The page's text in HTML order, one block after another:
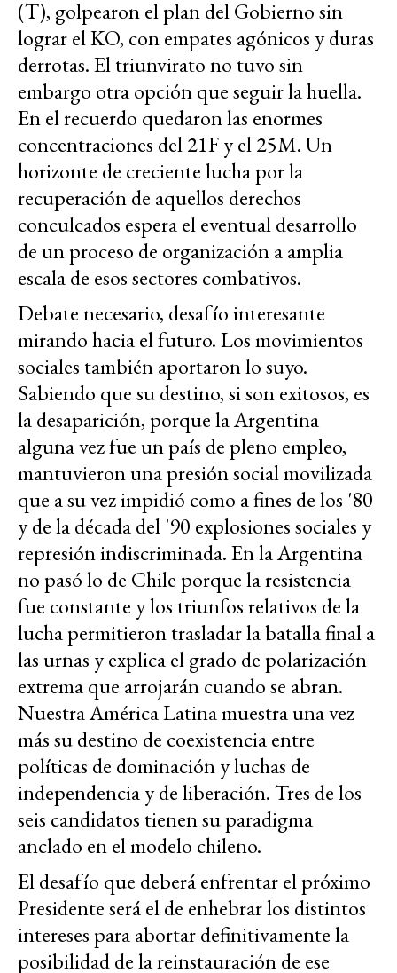
(T), golpearon el plan del Gobierno sin
lograr el KO, con empates agónicos y duras
derrotas. El triunvirato no tuvo sin
embargo otra opción que seguir la huella.
En el recuerdo quedaron las enormes
concentraciones del 21F y el 25M. Un
horizonte de creciente lucha por la
recuperación de aquellos derechos
conculcados espera el eventual desarrollo
de un proceso de organización a amplia
escala de esos sectores combativos.
Debate necesario, desafío interesante
mirando hacia el futuro. Los movimientos
sociales también aportaron lo suyo.
Sabiendo que su destino, si son exitosos, es
la desaparición, porque la Argentina
alguna vez fue un país de pleno empleo,
mantuvieron una presión social movilizada
que a su vez impidió como a fines de los '80
y de la década del '90 explosiones sociales y
represión indiscriminada. En la Argentina
no pasó lo de Chile porque la resistencia
fue constante y los triunfos relativos de la
lucha permitieron trasladar la batalla final a
las urnas y explica el grado de polarización
extrema que arrojarán cuando se abran.
Nuestra América Latina muestra una vez
más su destino de coexistencia entre
políticas de dominación y luchas de
independencia y de liberación. Tres de los
seis candidatos tienen su paradigma
anclado en el modelo chileno.
El desafío que deberá enfrentar el próximo
Presidente será el de enhebrar los distintos
intereses para abortar definitivamente la
posibilidad de la reinstauración de ese